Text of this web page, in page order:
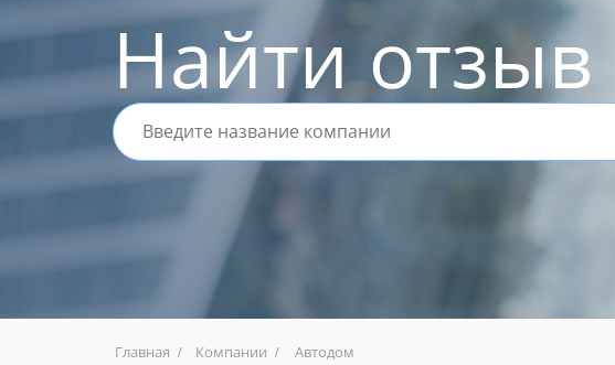
Найти отзыв
Главная Компании Автодом